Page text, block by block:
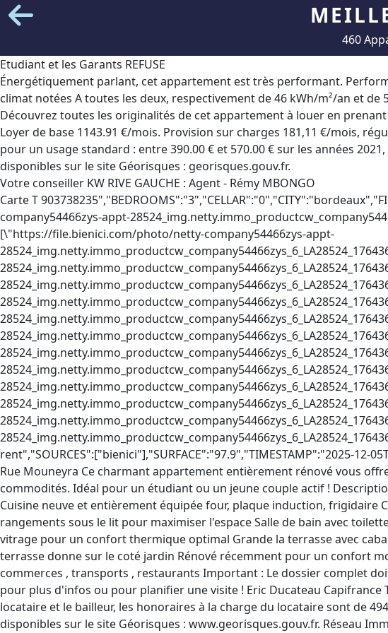
460
Etudiant et les Garants REFUSE
Énergétiquement parlant, cet appartement est très performant.
climat notées A toutes les deux, respectivement de 46 kWh/m²/an et de
Découvrez toutes les originalités de cet appartement à louer en
Loyer de base 1143.91 €/mois. Provision sur charges 181,11 €/mois,
pour un usage standard : entre 390.00 € et 570.00 € sur les années
disponibles sur le site Géorisques : georisques.gouv.fr.
Votre conseiller KW RIVE GAUCHE : Agent - Rémy MBONGO
Carte T
company54466zys-appt-
[\"https://file.bienici.com/photo/netty-company54466zys-appt-
rent","SOURCES":["bienici"],"SURFACE":"97.9","TIMESTAMP":"2025-12-
Rue Mouneyra Ce charmant appartement entièrement rénové vous
commodités. Idéal pour un étudiant ou un jeune couple actif !
Cuisine neuve et entièrement équipée four, plaque induction, frigidaire
rangements sous le lit pour maximiser l'espace Salle de bain avec
vitrage pour un confort thermique optimal Grande la terrasse avec
terrasse donne sur le coté jardin Rénové récemment pour un confort
commerces , transports , restaurants Important : Le dossier complet
pour plus d'infos ou pour planifier une visite ! Eric Ducateau Capifrance